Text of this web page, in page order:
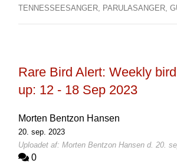
TENNESSEESANGER, PARULASANGER,
Rare Bird Alert: Weekly
up: 12 - 18 Sep 2023
Morten Bentzon Hansen
20. sep. 2023
Uploadet af: Morten Bentzon Hansen d. 20.
0